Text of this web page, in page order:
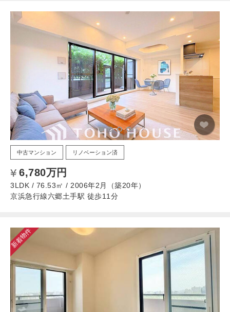
中古マンション リノベーション済
6,780万円
3LDK / 76.53㎡ / 2006年2月（築20年）
京浜急行線六郷土手駅 徒歩11分
新着物件